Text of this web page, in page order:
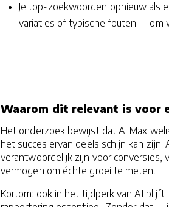
Je top-zoekwoorden opnieuw als
variaties of typische fouten — om
Waarom dit relevant is voor
Het onderzoek bewijst dat AI Max
het succes ervan deels schijn kan
verantwoordelijk zijn voor conversies,
vermogen om échte groei te meten.
Kortom: ook in het tijdperk van AI